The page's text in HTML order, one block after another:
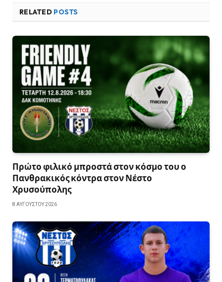
RELATED POSTS
Πρώτο φιλικό μπροστά στον κόσμο του ο
Πανθρακικός κόντρα στον Νέστο
Χρυσούπολης
8 ΑΥΓΟΎΣΤΟΥ 2026